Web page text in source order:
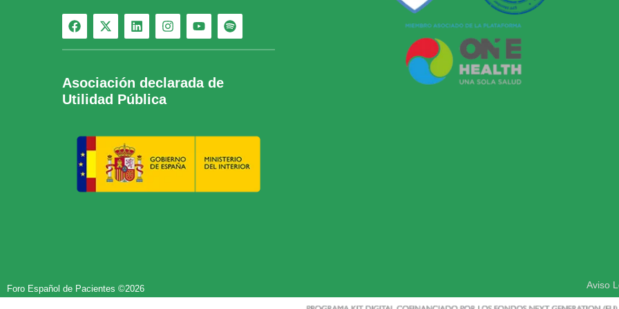
Asociación declarada de
Utilidad Pública
Foro Español de Pacientes ©2026 Aviso